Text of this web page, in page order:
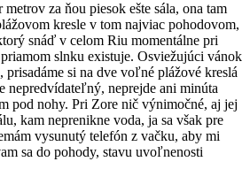
za ňou piesok ešte sála, ona tam
kresle v tom najviac pohodovom,
snáď v celom Riu momentálne pri
slnku existuje. Osviežujúci vánok
prisadáme si na dve voľné plážové kreslá
nepredvídateľný, neprejde ani minúta
pod nohy. Pri Zore nič výnimočné, aj jej
kam neprenikne voda, ja sa však pre
vysunutý telefón z vačku, aby mi
sa do pohody, stavu uvoľnenosti